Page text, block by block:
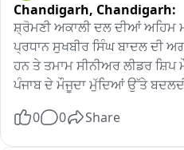
Parliament, the Shiromani
and equitable Delimitation
representation to all States.
The Shiromani Akali Dal
uniform increase of 50% of
Chandigarh, Chandigarh:
ਸ਼੍ਰੋਮਣੀ ਅਕਾਲੀ ਦਲ ਦੀਆਂ ਅਹਿਮ
ਪ੍ਰਧਾਨ ਸੁਖਬੀਰ ਸਿੰਘ ਬਾਦਲ ਦੀ
ਹਨ ਤੇ ਤਮਾਮ ਸੀਨੀਅਰ ਲੀਡਰ ਸ਼ਿਪ
ਪੰਜਾਬ ਦੇ ਮੌਜੂਦਾ ਮੁੱਦਿਆਂ ਉੱਤੇ
0 0 Share